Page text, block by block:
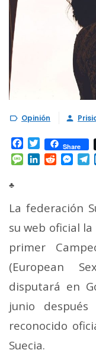
 Opinión 
Facebook
TwitterShare
Message
LinkedIn
Reddit
♣
La federación
su web oficial
primer
(European
disputará en
junio
reconocido
Suecia.